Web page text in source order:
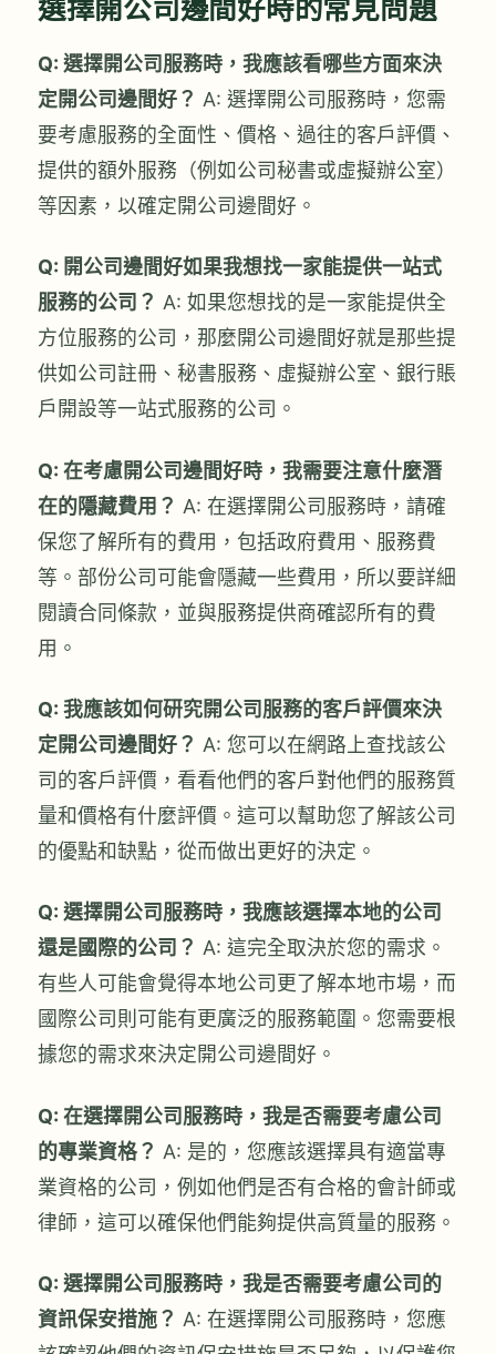
選擇開公司邊間好時的常見問題
Q: 選擇開公司服務時，我應該看哪些方面來決
定開公司邊間好？ A: 選擇開公司服務時，您需
要考慮服務的全面性、價格、過往的客戶評價、
提供的額外服務（例如公司秘書或虛擬辦公室）
等因素，以確定開公司邊間好。
Q: 開公司邊間好如果我想找一家能提供一站式
服務的公司？ A: 如果您想找的是一家能提供全
方位服務的公司，那麼開公司邊間好就是那些提
供如公司註冊、秘書服務、虛擬辦公室、銀行賬
戶開設等一站式服務的公司。
Q: 在考慮開公司邊間好時，我需要注意什麼潛
在的隱藏費用？ A: 在選擇開公司服務時，請確
保您了解所有的費用，包括政府費用、服務費
等。部份公司可能會隱藏一些費用，所以要詳細
閱讀合同條款，並與服務提供商確認所有的費
用。
Q: 我應該如何研究開公司服務的客戶評價來決
定開公司邊間好？ A: 您可以在網路上查找該公
司的客戶評價，看看他們的客戶對他們的服務質
量和價格有什麼評價。這可以幫助您了解該公司
的優點和缺點，從而做出更好的決定。
Q: 選擇開公司服務時，我應該選擇本地的公司
還是國際的公司？ A: 這完全取決於您的需求。
有些人可能會覺得本地公司更了解本地市場，而
國際公司則可能有更廣泛的服務範圍。您需要根
據您的需求來決定開公司邊間好。
Q: 在選擇開公司服務時，我是否需要考慮公司
的專業資格？ A: 是的，您應該選擇具有適當專
業資格的公司，例如他們是否有合格的會計師或
律師，這可以確保他們能夠提供高質量的服務。
Q: 選擇開公司服務時，我是否需要考慮公司的
資訊保安措施？ A: 在選擇開公司服務時，您應